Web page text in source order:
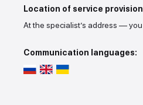
Location of service provision
At the specialist’s address —
Communication languages: